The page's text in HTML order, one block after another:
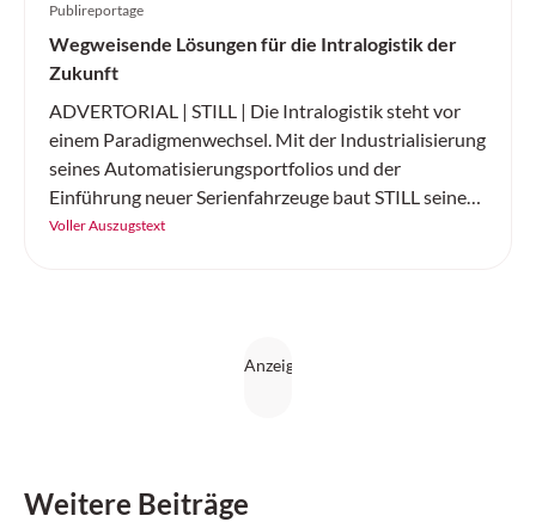
Publireportage
Wegweisende Lösungen für die Intralogistik der
Zukunft
ADVERTORIAL | STILL | Die Intralogistik steht vor
einem Paradigmenwechsel. Mit der Industrialisierung
seines Automatisierungsportfolios und der
Einführung neuer Serienfahrzeuge baut STILL seine
Position als führender Komplettanbieter für
Voller Auszugstext
Weitere Beiträge